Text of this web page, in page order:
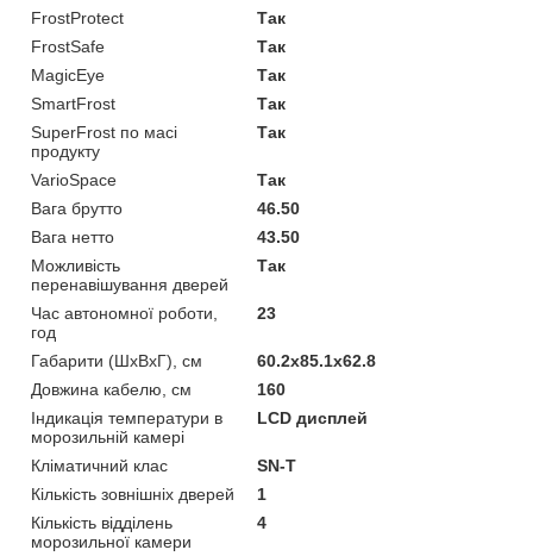
FrostProtect
Так
FrostSafe
Так
MagicEye
Так
SmartFrost
Так
SuperFrost по масі
продукту
Так
VarioSpace
Так
Вага брутто
46.50
Вага нетто
43.50
Можливість
перенавішування дверей
Так
Час автономної роботи,
год
23
Габарити (ШхВхГ), см
60.2x85.1x62.8
Довжина кабелю, см
160
Індикація температури в
морозильній камері
LCD дисплей
Кліматичний клас
SN-T
Кількість зовнішніх дверей
1
Кількість відділень
морозильної камери
4